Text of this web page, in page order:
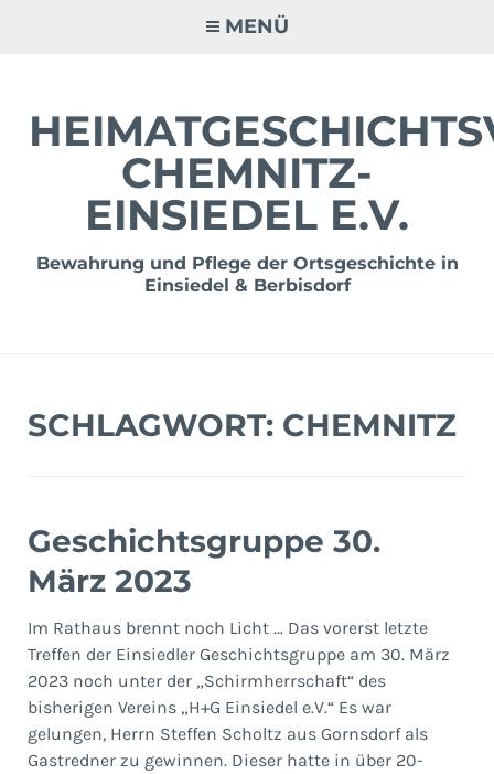
MENÜ
CHEMNITZ-
EINSIEDEL E.V.
Bewahrung und Pflege der Ortsgeschichte in
Einsiedel & Berbisdorf
SCHLAGWORT: CHEMNITZ
Geschichtsgruppe 30.
März 2023
Im Rathaus brennt noch Licht … Das vorerst letzte
Treffen der Einsiedler Geschichtsgruppe am 30. März
2023 noch unter der „Schirmherrschaft“ des
bisherigen Vereins „H+G Einsiedel e.V.“ Es war
gelungen, Herrn Steffen Scholtz aus Gornsdorf als
Gastredner zu gewinnen. Dieser hatte in über 20-